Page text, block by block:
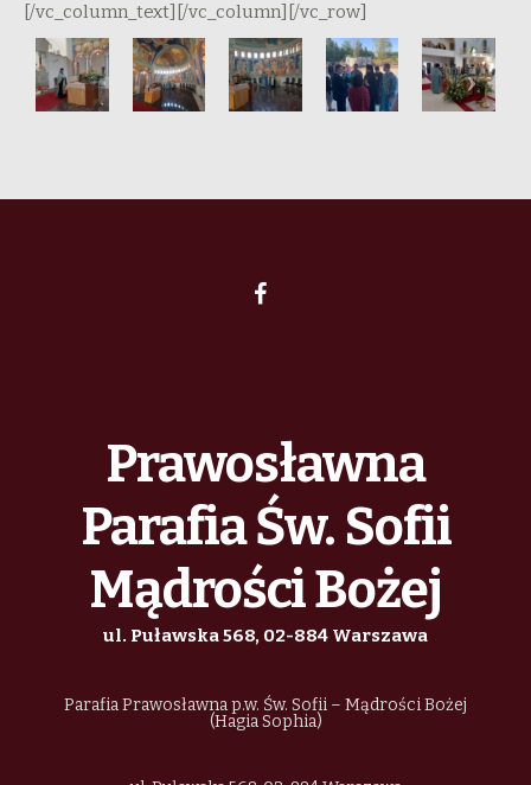
[/vc_column_text][/vc_column][/vc_row]
Prawosławna
Parafia Św. Sofii
Mądrości Bożej
ul. Puławska 568, 02-884 Warszawa
Parafia Prawosławna p.w. Św. Sofii – Mądrości Bożej
(Hagia Sophia)